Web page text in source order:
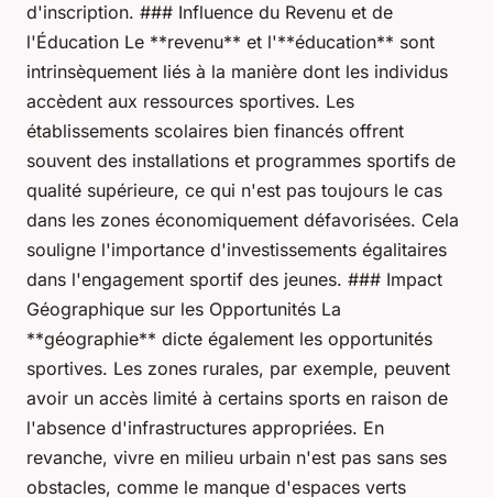
d'inscription. ### Influence du Revenu et de
l'Éducation Le **revenu** et l'**éducation** sont
intrinsèquement liés à la manière dont les individus
accèdent aux ressources sportives. Les
établissements scolaires bien financés offrent
souvent des installations et programmes sportifs de
qualité supérieure, ce qui n'est pas toujours le cas
dans les zones économiquement défavorisées. Cela
souligne l'importance d'investissements égalitaires
dans l'engagement sportif des jeunes. ### Impact
Géographique sur les Opportunités La
**géographie** dicte également les opportunités
sportives. Les zones rurales, par exemple, peuvent
avoir un accès limité à certains sports en raison de
l'absence d'infrastructures appropriées. En
revanche, vivre en milieu urbain n'est pas sans ses
obstacles, comme le manque d'espaces verts